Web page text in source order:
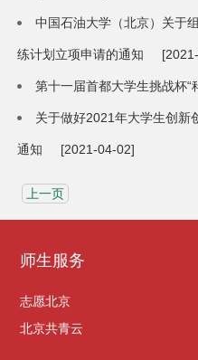
中国石油大学（北京）关于
练计划立项申请的通知
第十一届首都大学生挑战杯“
关于做好2021年大学生创新
通知 [2021-04-02]
上一页
师生服务
志愿北京
北京共青云